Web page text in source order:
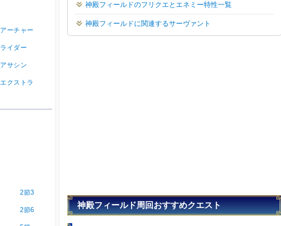
神殿フィールドのフリクエとエネミー特性一覧
神殿フィールドに関連するサーヴァント
神殿フィールド周回おすすめクエスト
アーチャー
ライダー
アサシン
エクストラ
2節3
2節6